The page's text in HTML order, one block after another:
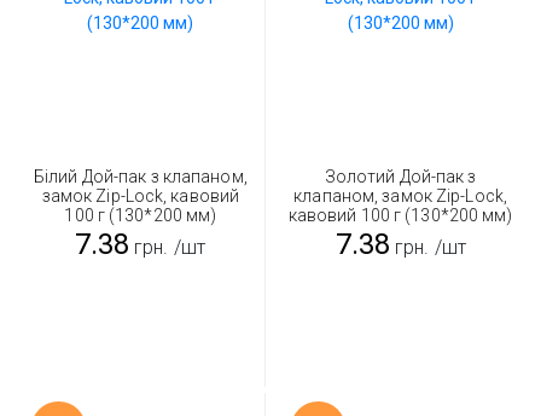
Білий Дой-пак з клапаном,
замок Zip-Lock, кавовий
100 г (130*200 мм)
7.38 грн. /шт
Золотий Дой-пак з
клапаном, замок Zip-Lock,
кавовий 100 г (130*200 мм)
7.38 грн. /шт